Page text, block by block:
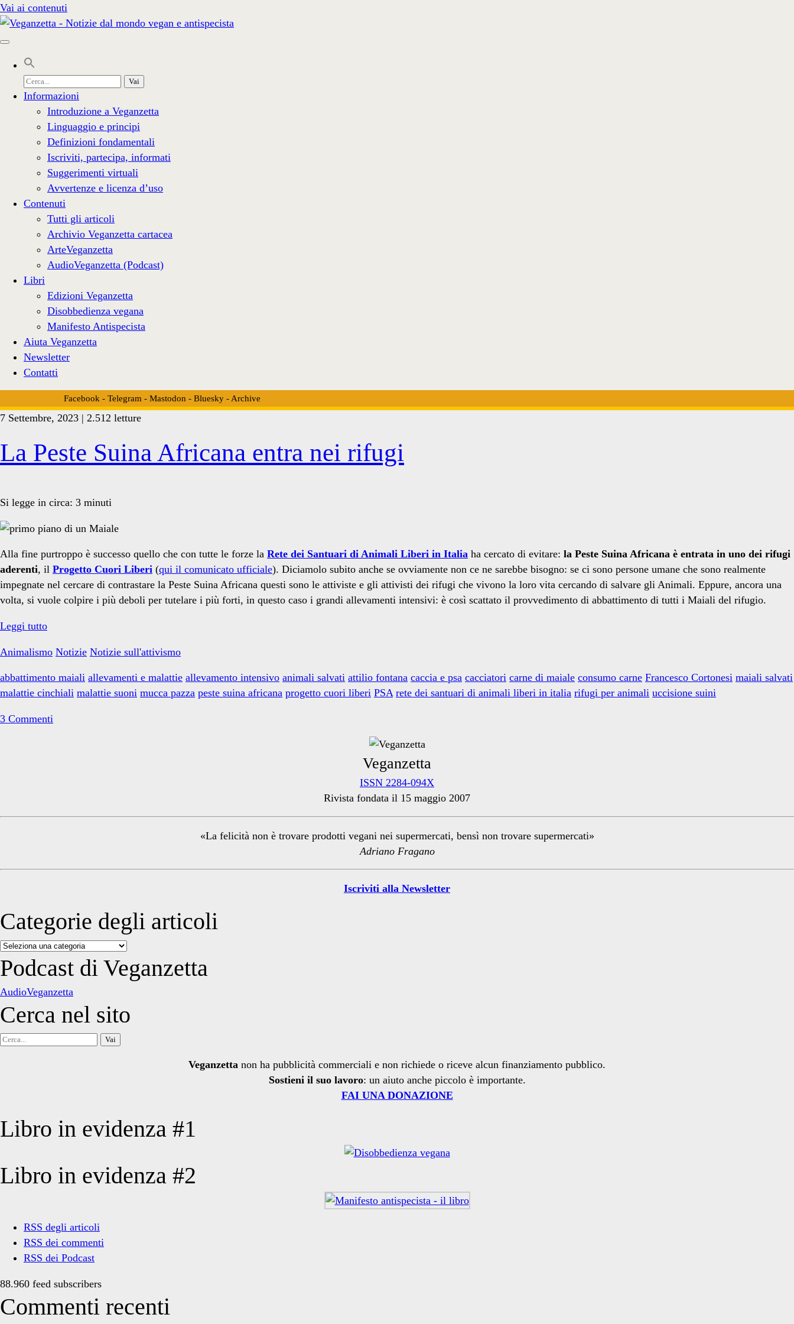
Vai ai contenuti
Cerca
per:
Informazioni
Introduzione a Veganzetta
Linguaggio e principi
Definizioni fondamentali
Iscriviti, partecipa, informati
Suggerimenti virtuali
Avvertenze e licenza d’uso
Contenuti
Tutti gli articoli
Archivio Veganzetta cartacea
ArteVeganzetta
AudioVeganzetta (Podcast)
Libri
Edizioni Veganzetta
Disobbedienza vegana
Manifesto Antispecista
Aiuta Veganzetta
Newsletter
Contatti
Facebook - Telegram - Mastodon - Bluesky- Archive
suoni</span>
7 Settembre, 2023 | 2.512 letture
La Peste Suina Africana entra nei rifugi
Si legge in circa: 3 minuti
Alla fine purtroppo è successo quello che con tutte le forze la Rete dei Santuari di Animali Liberi in Italia ha cercato di evitare: la Peste Suina Africana è entrata in uno dei rifugi
aderenti, il Progetto Cuori Liberi (qui il comunicato ufficiale). Diciamolo subito anche se ovviamente non ce ne sarebbe bisogno: se ci sono persone umane che sono realmente
impegnate nel cercare di contrastare la Peste Suina Africana questi sono le attiviste e gli attivisti dei rifugi che vivono la loro vita cercando di salvare gli Animali. Eppure, ancora una
volta, si vuole colpire i più deboli per tutelare i più forti, in questo caso i grandi allevamenti intensivi: è così scattato il provvedimento di abbattimento di tutti i Maiali del rifugio.
Leggi tuttoLa
Suina
Africana
entra
rifugi
Animalismo Notizie Notizie sull'attivismo
abbattimento maiali allevamenti e malattie allevamento intensivo animali salvati attilio fontana caccia e psa cacciatori carne di maiale consumo carne Francesco Cortonesi maiali salvati
malattie cinchiali malattie suoni mucca pazza peste suina africana progetto cuori liberi PSA rete dei santuari di animali liberi in italia rifugi per animali uccisione suini
3 Commenti
Sidebar
Veganzetta
ISSN 2284-094X
Rivista fondata il 15 maggio 2007
«La felicità non è trovare prodotti vegani nei supermercati, bensì non trovare supermercati»
Adriano Fragano
Iscriviti alla Newsletter
Categorie degli articoli
Categorie
degli
articoli
Podcast di Veganzetta
AudioVeganzetta
Cerca nel sito
Cerca
Veganzetta non ha pubblicità commerciali e non richiede o riceve alcun finanziamento pubblico.
Sostieni il suo lavoro: un aiuto anche piccolo è importante.
FAI UNA DONAZIONE
Libro in evidenza #1
Libro in evidenza #2
RSS degli articoli
RSS dei commenti
RSS dei Podcast
88.960 feed subscribers
Commenti recenti